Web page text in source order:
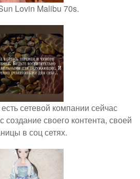
Lovin Malibu 70s.
сетевой компании сейчас
создание своего контента, своей
в соц сетях.